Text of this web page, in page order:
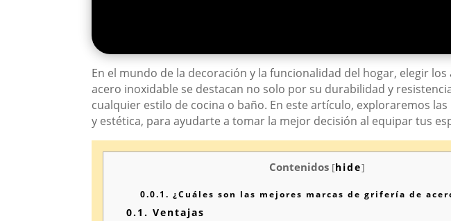
En el mundo de la decoración y la funcionalidad del hogar, elegir
acero inoxidable se destacan no solo por su durabilidad y
cualquier estilo de cocina o baño. En este artículo, exploraremos
y estética, para ayudarte a tomar la mejor decisión al equipar tus
Contenidos [hide]
0.0.1. ¿Cuáles son las mejores marcas de grifería de
0.1. Ventajas